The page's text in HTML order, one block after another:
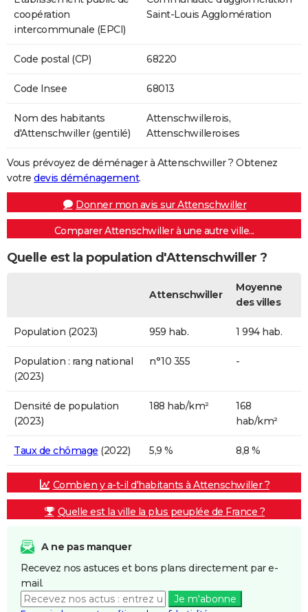
coopération
intercommunale (EPCI)
Saint-Louis Agglomération
Code postal (CP) 68220
Code Insee 68013
Nom des habitants
d'Attenschwiller (gentilé)
Attenschwillerois,
Attenschwilleroises
Vous prévoyez de déménager à Attenschwiller ? Obtenez
votre devis déménagement.
Donner mon avis sur Attenschwiller
Comparer Attenschwiller à une autre ville...
Quelle est la population d'Attenschwiller ?
Attenschwiller
Moyenne
des villes
Population (2023) 959 hab. 1 994 hab.
Population : rang national
(2023)
n°10 355 -
Densité de population
(2023)
188 hab/km²
168
hab/km²
Taux de chômage (2022) 5,9 % 8,8 %
Combien y a-t-il d'habitants à Attenschwiller ?
Quelle est la ville la plus peuplée de France ?
A ne pas manquer
Recevez nos astuces et bons plans directement par e-
mail.
Je m'abonne